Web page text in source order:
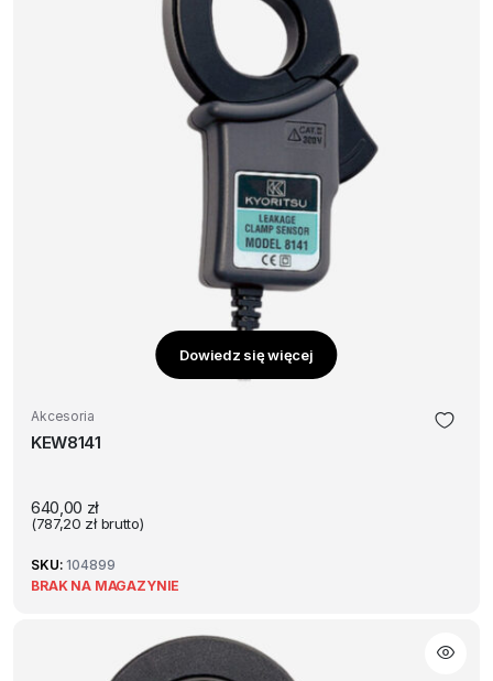
Dowiedz się więcej
Akcesoria
KEW8141
640,00 zł
(787,20 złbrutto)
SKU: 104899
BRAK NA MAGAZYNIE